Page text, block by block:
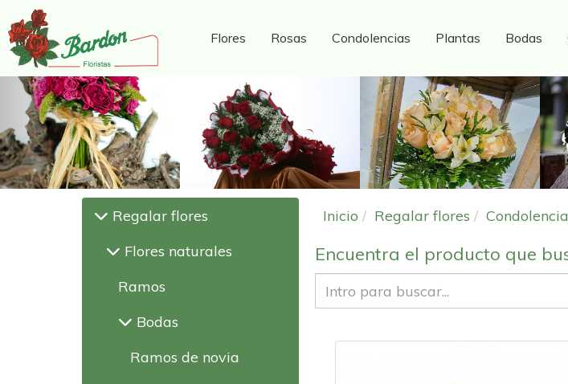
Flores Rosas Condolencias Plantas Bodas
Anterior
Regalar flores
Flores naturales
Ramos
Bodas
Ramos de novia
Inicio Regalar flores
Encuentra el producto que